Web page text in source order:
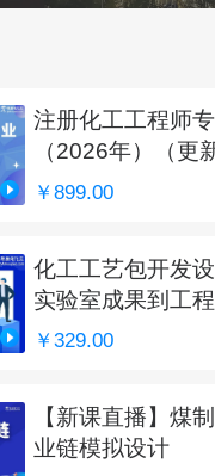
注册化工工程师
（2026年）（更
￥899.00
化工工艺包开发
实验室成果到工
结）
￥329.00
【新课直播】煤
业链模拟设计